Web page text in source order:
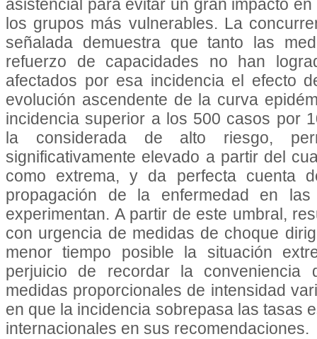
asistencial para evitar un gran impacto
los grupos más vulnerables. La
señalada demuestra que tanto las
refuerzo de capacidades no han
afectados por esa incidencia el efecto
evolución ascendente de la curva
incidencia superior a los 500 casos por
la considerada de alto riesgo,
significativamente elevado a partir del
como extrema, y da perfecta cuenta
propagación de la enfermedad en
experimentan. A partir de este umbral,
con urgencia de medidas de choque
menor tiempo posible la situación
perjuicio de recordar la
medidas proporcionales de intensidad
en que la incidencia sobrepasa las tasas
internacionales en sus recomendaciones.